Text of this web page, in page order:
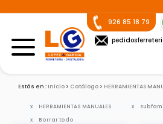
926 85 18 79
Estás en : Inicio Catálogo HERRAMIENTAS
HERRAMIENTAS MANUALES
Borrar todo